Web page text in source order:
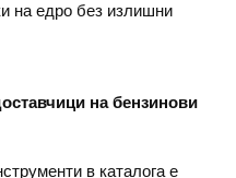
на едро без излишни
на бензинови
в каталога е